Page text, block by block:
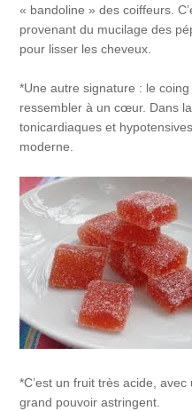
« bandoline » des coiffeurs.
provenant du mucilage des
pour lisser les cheveux.
*Une autre signature : le
ressembler à un cœur. Dans
tonicardiaques et
moderne.
*C’est un fruit très acide,
grand pouvoir astringent.